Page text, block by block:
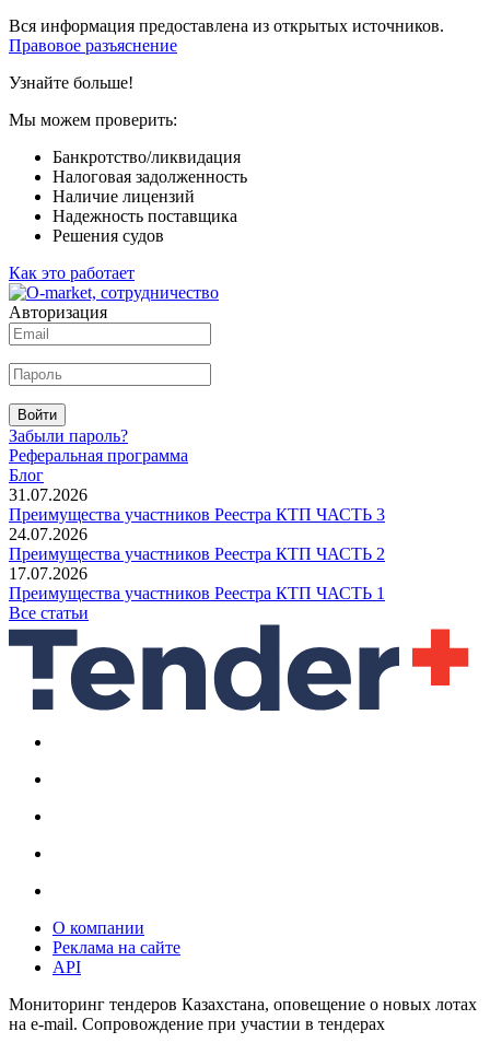
Вся информация предоставлена из открытых источников.
Правовое разъяснение
Узнайте больше!
Мы можем проверить:
Банкротство/ликвидация
Налоговая задолженность
Наличие лицензий
Надежность поставщика
Решения судов
Как это работает
Авторизация
Войти
Забыли пароль?
Реферальная программа
Блог
31.07.2026
Преимущества участников Реестра КТП ЧАСТЬ 3
24.07.2026
Преимущества участников Реестра КТП ЧАСТЬ 2
17.07.2026
Преимущества участников Реестра КТП ЧАСТЬ 1
Все статьи
О компании
Реклама на сайте
API
Мониторинг тендеров Казахстана, оповещение о новых лотах
на e-mail. Сопровождение при участии в тендерах